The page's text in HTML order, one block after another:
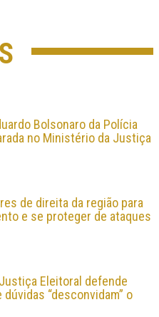
Bolsonaro da Polícia
no Ministério da Justiça
de direita da região para
e se proteger de ataques
Eleitoral defende
“desconvidam” o